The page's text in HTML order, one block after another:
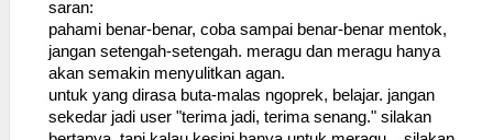
saran:
pahami benar-benar, coba sampai benar-benar mentok,
jangan setengah-setengah. meragu dan meragu hanya
akan semakin menyulitkan agan.
untuk yang dirasa buta-malas ngoprek, belajar. jangan
sekedar jadi user "terima jadi, terima senang." silakan